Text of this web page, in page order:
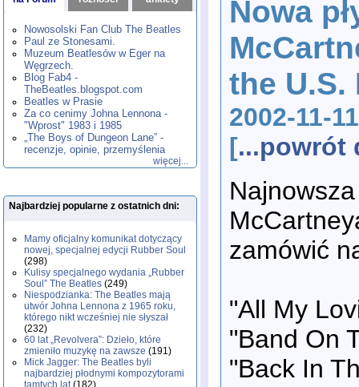
,1982,1983 ,1984,
1985,1986,1987 ,1988,1989,
1990, 1991,1992,1993
1995,1996 ,1997,1998 ,1999,
2000,2001, 2004
2005,2006, 2007
2010,2011,2012,2013,2014
2015,2016, 2017,
2020,2021,2022,2023,2024 ,
2025,2026
Nowosolski Fan Club The Beatles
Paul ze Stonesami.
Muzeum Beatlesów w Eger na
Węgrzech.
Blog Fab4 -
TheBeatles.blogspot.com
Beatles w Prasie
Za co cenimy Johna Lennona -
"Wprost" 1983 i 1985
„The Boys of Dungeon Lane” -
recenzje, opinie, przemyślenia
więcej...
Najbardziej popularne z ostatnich dni:
Mamy oficjalny komunikat dotyczący
nowej, specjalnej edycji Rubber Soul
(298)
Kulisy specjalnego wydania „Rubber
Soul” The Beatles (249)
Niespodzianka: The Beatles mają
utwór Johna Lennona z 1965 roku,
którego nikt wcześniej nie słyszał
(232)
60 lat „Revolvera”: Dzieło, które
zmieniło muzykę na zawsze (191)
Mick Jagger: The Beatles byli
najbardziej płodnymi kompozytorami
tamtych lat(182)
Nowa
the U.S.
2002-11-
[...powrót
zamówić
"All My
"Band On
"Back In